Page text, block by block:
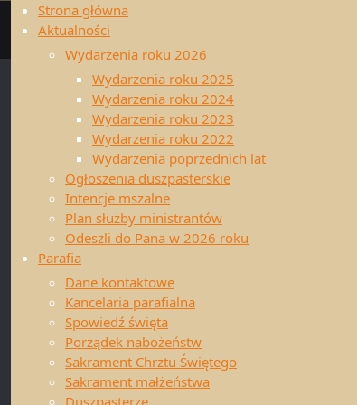
Strona główna
Aktualności
Wydarzenia roku 2026
Wydarzenia roku 2025
Wydarzenia roku 2024
Wydarzenia roku 2023
Wydarzenia roku 2022
Wydarzenia poprzednich lat
Ogłoszenia duszpasterskie
Intencje mszalne
Plan służby ministrantów
Odeszli do Pana w 2026 roku
Parafia
Dane kontaktowe
Kancelaria parafialna
Spowiedź święta
Porządek nabożeństw
Sakrament Chrztu Świętego
Sakrament małżeństwa
Duszpasterze
Wspólnoty
Ministranci
Oaza Dzieci Bożych
Ruch Światło-Życie
Domowy Kościół
Różaniec Misyjny
Grupa CREDO
Wspólnota Kafarnaum
Apostolat Margaretka
Wolontariat parafialny
Parafia św. Anny w Lędzinach
©2018 Parafia św. Anny; Rzymskokatolicka
Parafia Świętej Anny; ul. Ks. Kontnego 5,
43-140 Lędziny. e-mail:
ledziny.anna@katowicka.pl
Konto bankowe:50 1050 1399 1000 0022
0438 0444
Dane kontaktowe Delegata ds. Ochrony